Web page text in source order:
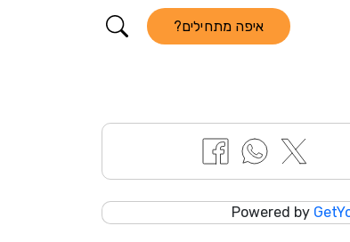
איפה מתחילים?
Powered by
קורא התוכן